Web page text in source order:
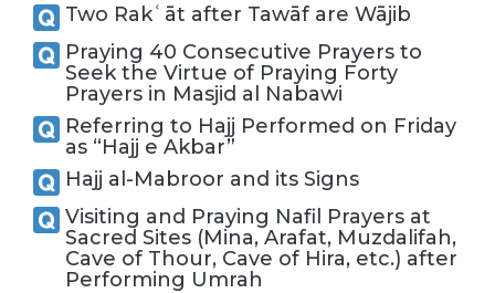
Two Rakʿāt after Tawāf are Wājib
Praying 40 Consecutive Prayers to
Seek the Virtue of Praying Forty
Prayers in Masjid al Nabawi
Referring to Hajj Performed on Friday
as “Hajj e Akbar”
Hajj al-Mabroor and its Signs
Visiting and Praying Nafil Prayers at
Sacred Sites (Mina, Arafat, Muzdalifah,
Cave of Thour, Cave of Hira, etc.) after
Performing Umrah